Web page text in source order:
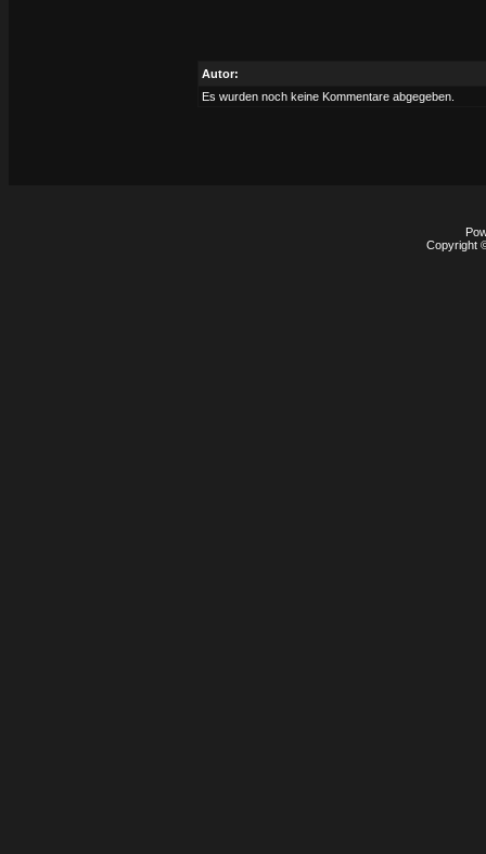
Autor:
Es wurden noch keine Kommentare abgegeben.
Copyright